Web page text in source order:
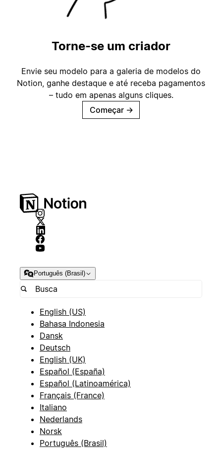
Torne-se um criador
Envie seu modelo para a galeria de modelos do
Notion, ganhe destaque e até receba pagamentos
– tudo em apenas alguns cliques.
Começar →
Português (Brasil)
English (US)
Bahasa Indonesia
Dansk
Deutsch
English (UK)
Español (España)
Español (Latinoamérica)
Français (France)
Italiano
Nederlands
Norsk
Português (Brasil)